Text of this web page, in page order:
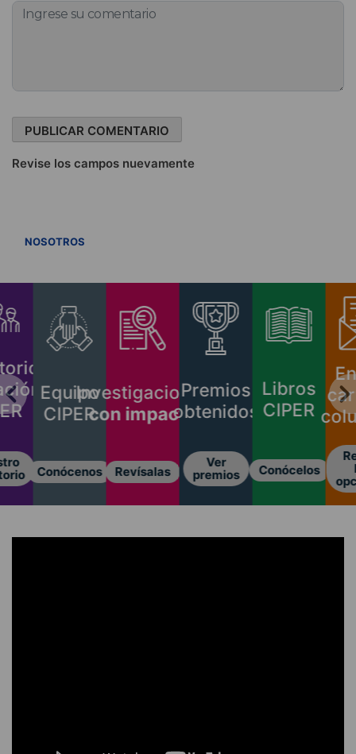
Revise los campos nuevamente
NOSOTROS
Equipo
CIPER
Conócenos
Investigaciones
con impacto
Revísalas
Premios
obtenidos
Ver
premios
Libros
CIPER
Conócelos